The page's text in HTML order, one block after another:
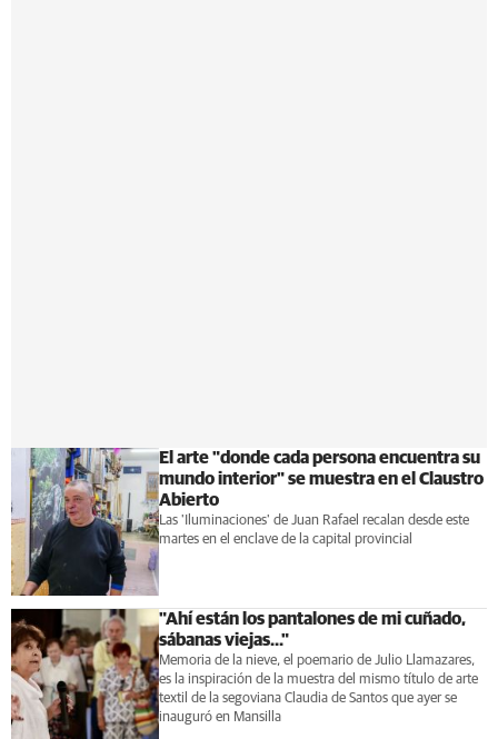
El arte "donde cada persona encuentra su
mundo interior" se muestra en el Claustro
Abierto
Las 'Iluminaciones' de Juan Rafael recalan desde este
martes en el enclave de la capital provincial
"Ahí están los pantalones de mi cuñado,
sábanas viejas..."
Memoria de la nieve, el poemario de Julio Llamazares,
es la inspiración de la muestra del mismo título de arte
textil de la segoviana Claudia de Santos que ayer se
inauguró en Mansilla